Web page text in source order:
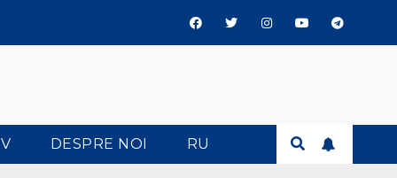
DESPRE NOI RU